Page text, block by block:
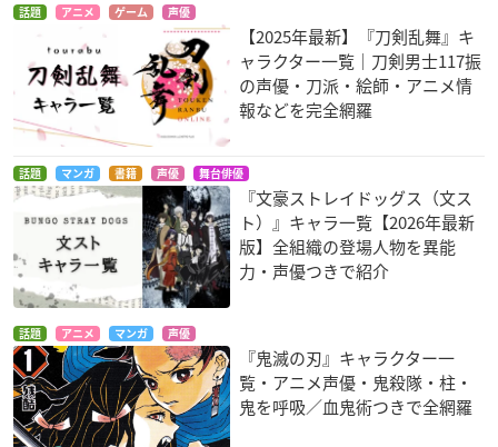
話題 アニメ ゲーム 声優
【2025年最新】『刀剣乱舞』キ
ャラクター一覧｜刀剣男士117振
の声優・刀派・絵師・アニメ情
報などを完全網羅
話題 マンガ 書籍 声優 舞台俳優
『文豪ストレイドッグス（文ス
ト）』キャラ一覧【2026年最新
版】全組織の登場人物を異能
力・声優つきで紹介
話題 アニメ マンガ 声優
『鬼滅の刃』キャラクター一
覧・アニメ声優・鬼殺隊・柱・
鬼を呼吸／血鬼術つきで全網羅